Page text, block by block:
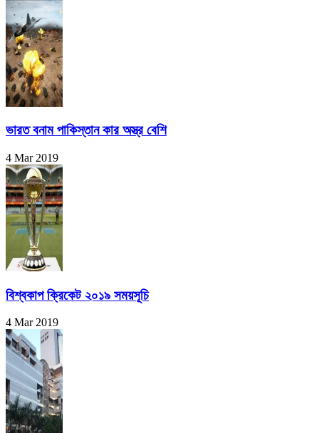
ভারত বনাম পাকিস্তান কার অস্ত্র বেশি
4 Mar 2019
বিশ্বকাপ ক্রিকেট ২০১৯ সময়সূচি
4 Mar 2019